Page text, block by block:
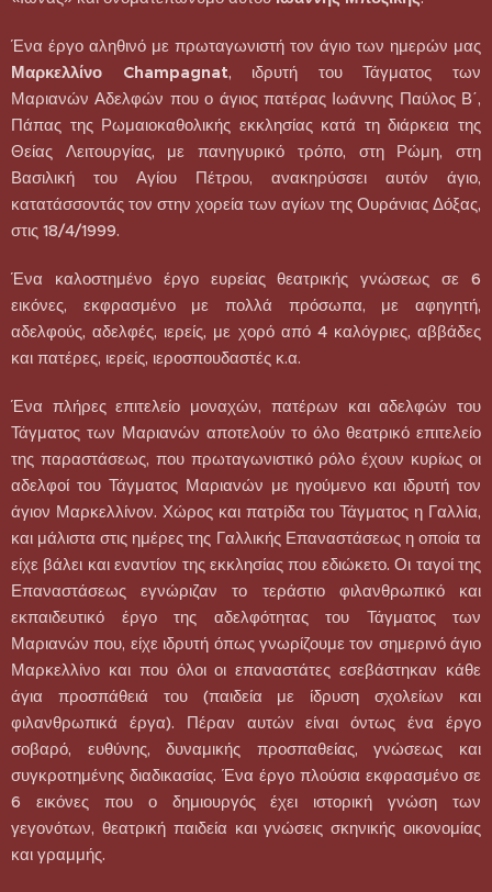
Ένα έργο αληθινό με πρωταγωνιστή τον άγιο των ημερών μας
Μαρκελλίνο Champagnat, ιδρυτή του Τάγματος των
Μαριανών Αδελφών που ο άγιος πατέρας Ιωάννης Παύλος Β΄,
Πάπας της Ρωμαιοκαθολικής εκκλησίας κατά τη διάρκεια της
Θείας Λειτουργίας, με πανηγυρικό τρόπο, στη Ρώμη, στη
Βασιλική του Αγίου Πέτρου, ανακηρύσσει αυτόν άγιο,
κατατάσσοντάς τον στην χορεία των αγίων της Ουράνιας Δόξας,
στις 18/4/1999.
Ένα καλοστημένο έργο ευρείας θεατρικής γνώσεως σε 6
εικόνες, εκφρασμένο με πολλά πρόσωπα, με αφηγητή,
αδελφούς, αδελφές, ιερείς, με χορό από 4 καλόγριες, αββάδες
και πατέρες, ιερείς, ιεροσπουδαστές κ.α.
Ένα πλήρες επιτελείο μοναχών, πατέρων και αδελφών του
Τάγματος των Μαριανών αποτελούν το όλο θεατρικό επιτελείο
της παραστάσεως, που πρωταγωνιστικό ρόλο έχουν κυρίως οι
αδελφοί του Τάγματος Μαριανών με ηγούμενο και ιδρυτή τον
άγιον Μαρκελλίνον. Χώρος και πατρίδα του Τάγματος η Γαλλία,
και μάλιστα στις ημέρες της Γαλλικής Επαναστάσεως η οποία τα
είχε βάλει και εναντίον της εκκλησίας που εδιώκετο. Οι ταγοί της
Επαναστάσεως εγνώριζαν το τεράστιο φιλανθρωπικό και
εκπαιδευτικό έργο της αδελφότητας του Τάγματος των
Μαριανών που, είχε ιδρυτή όπως γνωρίζουμε τον σημερινό άγιο
Μαρκελλίνο και που όλοι οι επαναστάτες εσεβάστηκαν κάθε
άγια προσπάθειά του (παιδεία με ίδρυση σχολείων και
φιλανθρωπικά έργα). Πέραν αυτών είναι όντως ένα έργο
σοβαρό, ευθύνης, δυναμικής προσπαθείας, γνώσεως και
συγκροτημένης διαδικασίας. Ένα έργο πλούσια εκφρασμένο σε
6 εικόνες που ο δημιουργός έχει ιστορική γνώση των
γεγονότων, θεατρική παιδεία και γνώσεις σκηνικής οικονομίας
και γραμμής.